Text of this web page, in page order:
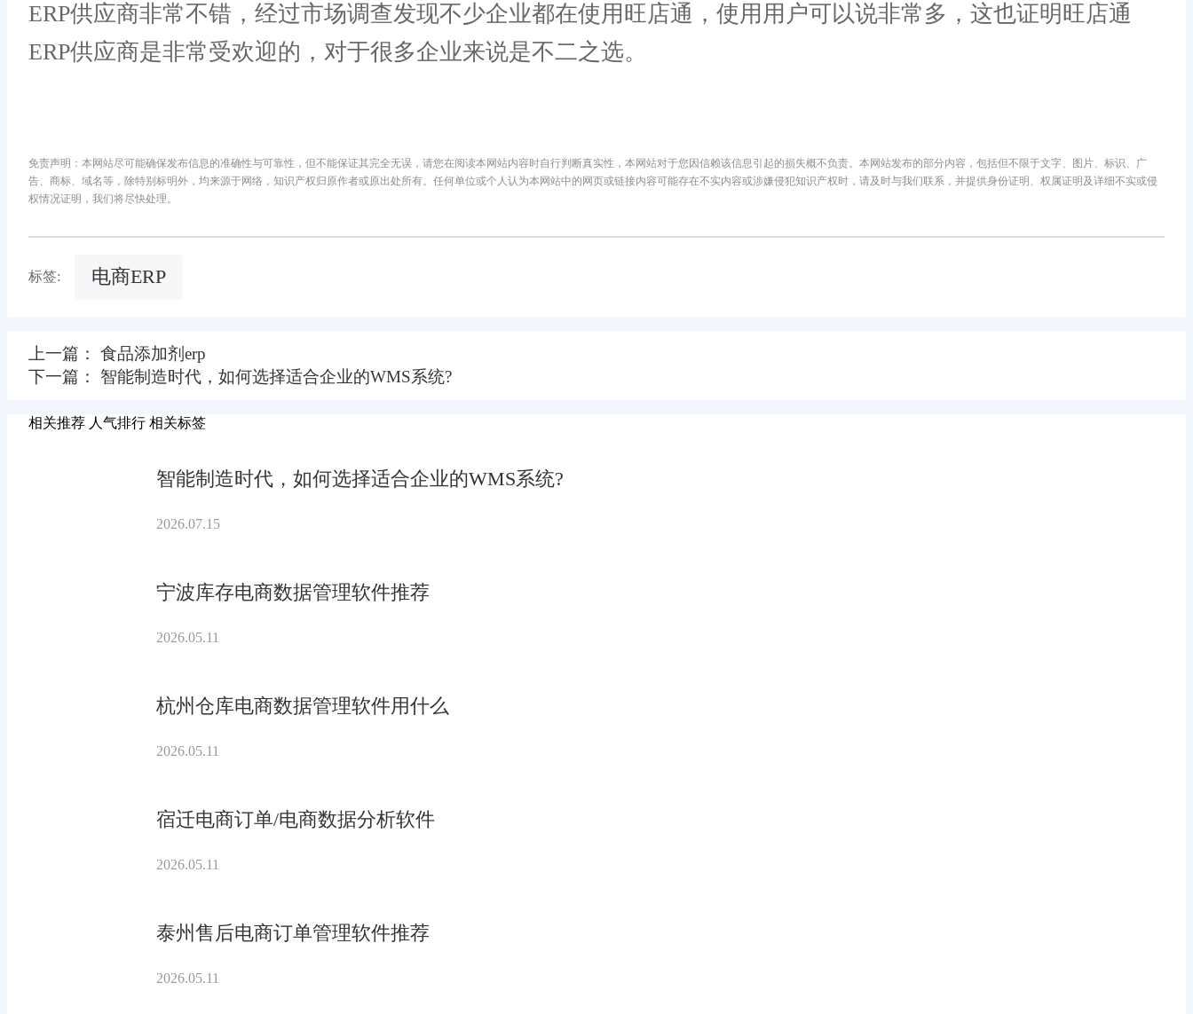
ERP供应商非常不错，经过市场调查发现不少企业都在使用旺店通，使用用户可以说非常多，这也证明旺店通
ERP供应商是非常受欢迎的，对于很多企业来说是不二之选。
免责声明：本网站尽可能确保发布信息的准确性与可靠性，但不能保证其完全无误，请您在阅读本网站内容时自行判断真实性，本网站对于您因信赖该信息引起的损失概不负责。本网站发布的部分内容，包括但不限于文字、图片、标识、广
告、商标、域名等，除特别标明外，均来源于网络，知识产权归原作者或原出处所有。任何单位或个人认为本网站中的网页或链接内容可能存在不实内容或涉嫌侵犯知识产权时，请及时与我们联系，并提供身份证明、权属证明及详细不实或侵
权情况证明，我们将尽快处理。
标签: 电商ERP
上一篇： 食品添加剂erp
下一篇： 智能制造时代，如何选择适合企业的WMS系统?
相关推荐 人气排行 相关标签
智能制造时代，如何选择适合企业的WMS系统?
2026.07.15
宁波库存电商数据管理软件推荐
2026.05.11
杭州仓库电商数据管理软件用什么
2026.05.11
宿迁电商订单/电商数据分析软件
2026.05.11
泰州售后电商订单管理软件推荐
2026.05.11